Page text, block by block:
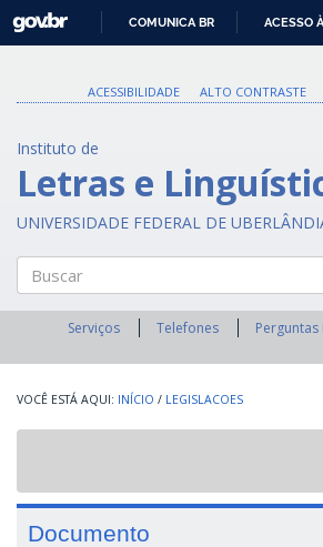
O
CONTEÚDO
GOVBR
COMUNICA BR ACESSO
ACESSIBILIDADE
ALTO CONTRASTE
Instituto de
Letras e
UNIVERSIDADE FEDERAL DE
Buscar
Serviços Telefones
INÍCIO / LEGISLACOES
Documento